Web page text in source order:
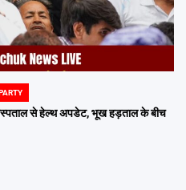
से हेल्थ अपडेट, भूख हड़ताल के बीच